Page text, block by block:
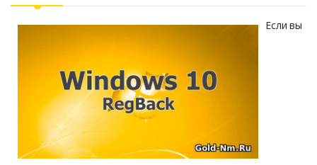
Если вы